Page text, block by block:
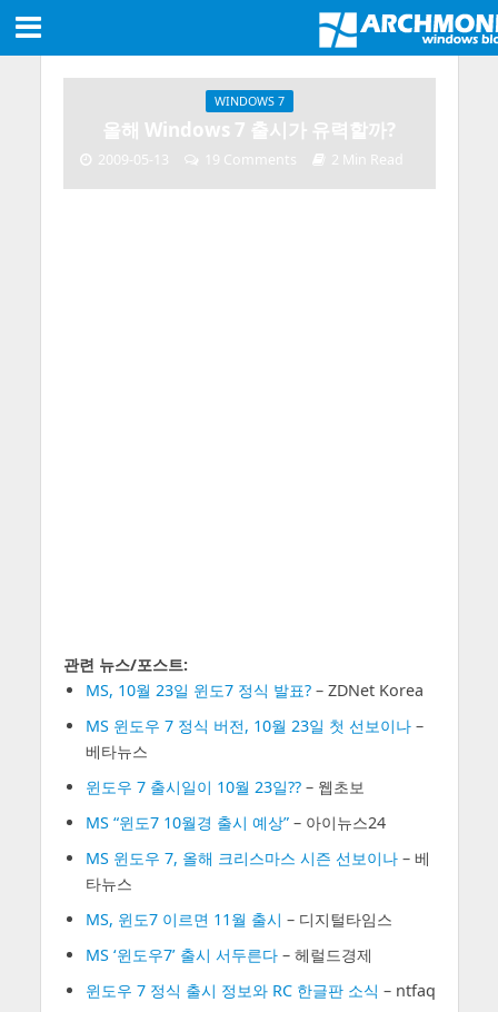
WINDOWS 7
올해 Windows 7 출시가 유력할까?
2009-05-13 19 Comments 2 Min Read
관련 뉴스/포스트:
MS, 10월 23일 윈도7 정식 발표?– ZDNet Korea
MS 윈도우 7 정식 버전, 10월 23일 첫 선보이나–
베타뉴스
윈도우 7 출시일이 10월 23일??– 웹초보
MS “윈도7 10월경 출시 예상”– 아이뉴스24
MS 윈도우 7, 올해 크리스마스 시즌 선보이나– 베
타뉴스
MS, 윈도7 이르면 11월 출시 – 디지털타임스
MS ‘윈도우7’ 출시 서두른다– 헤럴드경제
윈도우 7 정식 출시 정보와 RC 한글판 소식 – ntfaq